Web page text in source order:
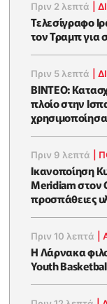
Πριν 2 λεπτά |
Τελεσίγραφο
τον Τραμπ για
Πριν 5 λεπτά |
ΒΙΝΤΕΟ:
πλοίο στην
Πριν 9 λεπτά
Ικανοποίηση
Meridiam στον
προσπάθειες
Πριν 10 λεπτά |
Η Λάρνακα
Youth